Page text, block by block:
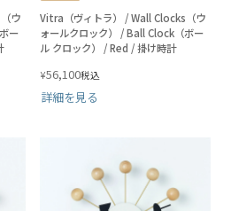
ウ
ー
Vitra（ヴィトラ） / Wall Clocks（ウ
ォールクロック） / Ball Clock（ボー
ル クロック） / Red / 掛け時計
¥56,100税込
詳細を見る